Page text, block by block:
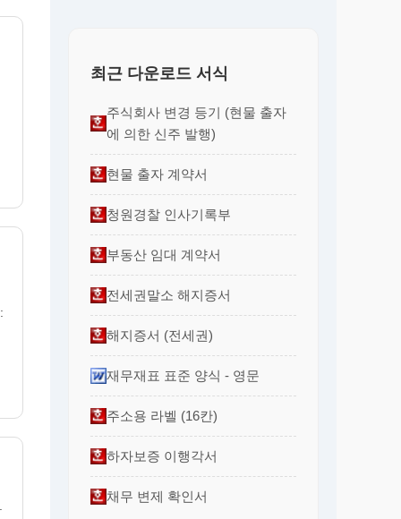
최근 다운로드 서식
주식회사 변경 등기 (현물 출자
에 의한 신주 발행)
현물 출자 계약서
청원경찰 인사기록부
부동산 임대 계약서
전세권말소 해지증서
해지증서 (전세권)
재무재표 표준 양식 - 영문
주소용 라벨 (16칸)
하자보증 이행각서
채무 변제 확인서